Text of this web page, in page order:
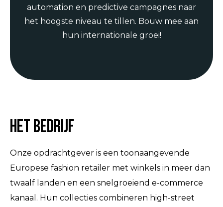
automation en predictive campagnes naar
het hoogste niveau te tillen. Bouw mee aan
hun internationale groei!
Het bedrijf
Onze opdrachtgever is een toonaangevende
Europese fashion retailer met winkels in meer dan
twaalf landen en een snelgroeiend e-commerce
kanaal. Hun collecties combineren high-street